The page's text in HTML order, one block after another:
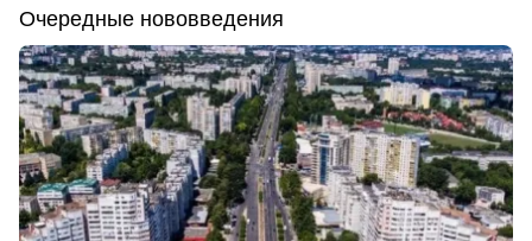
Очередные нововведения